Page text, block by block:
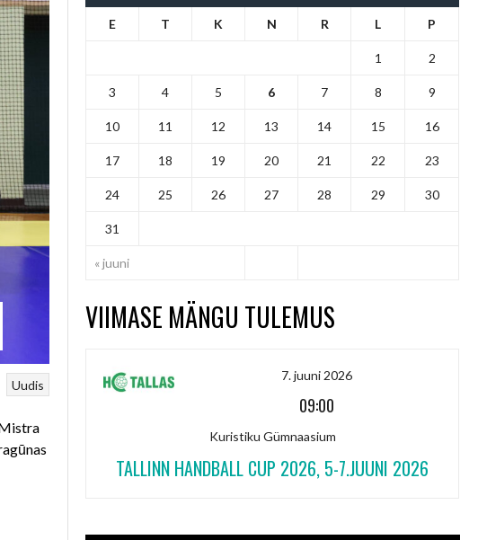
Uudis
E T K N R L P
« juuni
1 2
3 4 5 6 7 8 9
10 11 12 13 14 15 16
17 18 19 20 21 22 23
24 25 26 27 28 29 30
31
VIIMASE MÄNGU TULEMUS
7. juuni 2026
09:00
Kuristiku Gümnaasium
TALLINN HANDBALL CUP 2026, 5-7.JUUNI 2026